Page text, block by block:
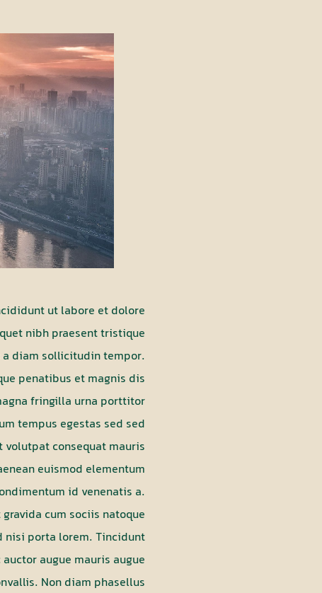
ut labore et dolore
nibh praesent tristique
a diam sollicitudin tempor.
penatibus et magnis dis
fringilla urna porttitor
tempus egestas sed sed
consequat mauris
euismod elementum
id venenatis a.
cum sociis natoque
nisi porta lorem. Tincidunt
augue mauris augue
Non diam phasellus